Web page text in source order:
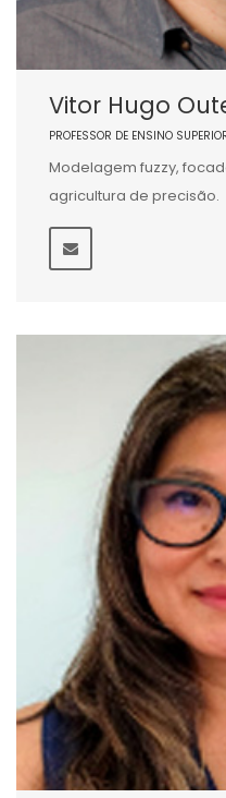
Vitor Hugo
PROFESSOR DE ENSINO
Modelagem fuzzy,
agricultura de precisão.